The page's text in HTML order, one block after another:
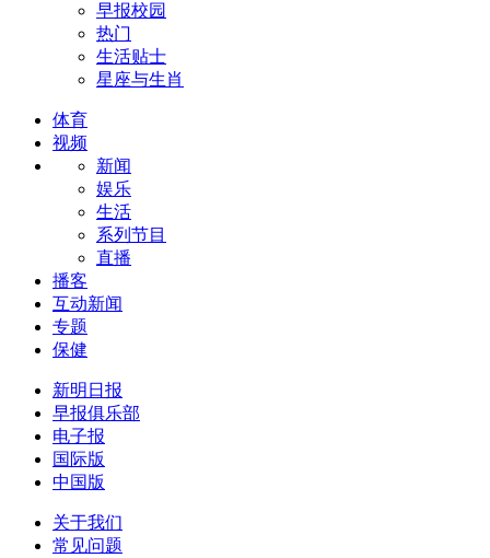
早报校园
热门
生活贴士
星座与生肖
体育
视频
新闻
娱乐
生活
系列节目
直播
播客
互动新闻
专题
保健
新明日报
早报俱乐部
电子报
国际版
中国版
关于我们
常见问题